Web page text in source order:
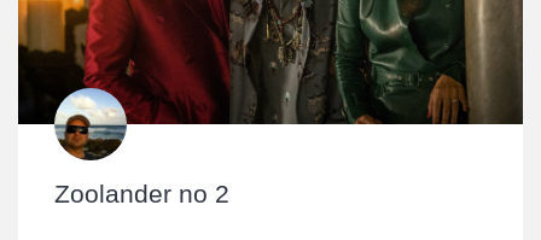
Zoolander no 2